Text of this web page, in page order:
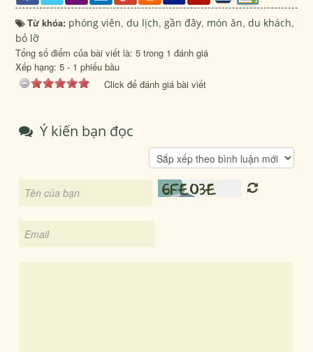
Từ khóa: phóng viên,du lịch,gần đây, món ăn,du khách,
bỏ lỡ
Tổng số điểm của bài viết là: 5 trong 1 đánh giá
Xếp hạng:5 - 1 phiếu bầu
Click để đánh giá bài viết
Ý kiến bạn đọc